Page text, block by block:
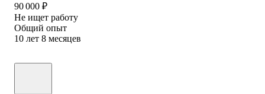
90 000 ₽
Не ищет работу
Общий опыт
10 лет 8 месяцев